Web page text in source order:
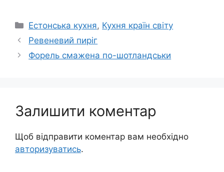
Категорії
Естонська кухня, Кухня країн світу
Ревеневий пиріг
Форель смажена по-шотландськи
Залишити коментар
Щоб відправити коментар вам необхідно
авторизуватись.